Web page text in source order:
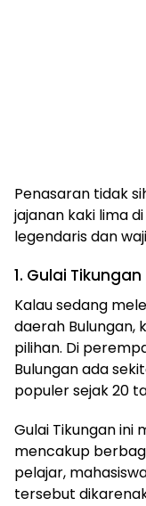
Penasaran tidak
jajanan kaki lima
legendaris dan
1. Gulai
Kalau sedang
daerah Bulungan,
pilihan. Di
Bulungan ada
populer sejak 20
Gulai Tikungan ini
mencakup
pelajar,
tersebut